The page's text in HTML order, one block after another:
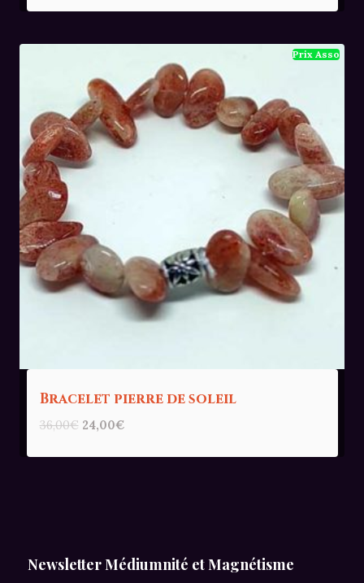
initial actuel
Bracelet pierre de soleil
36,00€ Le
initial
24,00€Le
actuel
Newsletter Médiumnité et Magnétisme